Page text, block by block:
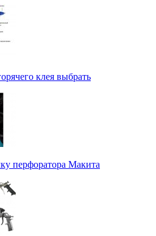
клея выбрать
перфоратора Макита